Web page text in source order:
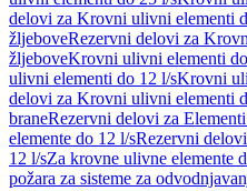
delovi za Krovni ulivni elementi
žljeboveRezervni delovi za
žljeboveKrovni ulivni elementi
ulivni elementi do 12 l/sKrovni
delovi za Krovni ulivni elementi
braneRezervni delovi za
elemente do 12 l/sRezervni
12 l/sZa krovne ulivne elemente
požara za sisteme za